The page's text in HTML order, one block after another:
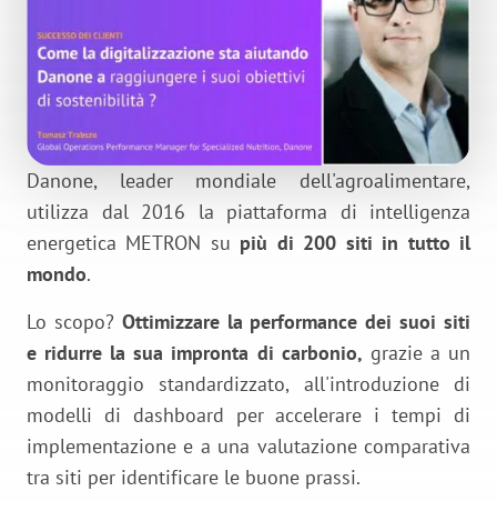
Danone, leader mondiale dell'agroalimentare,
utilizza dal 2016 la piattaforma di intelligenza
energetica METRON su più di 200 siti in tutto il
mondo.
Lo scopo? Ottimizzare la performance dei suoi siti
e ridurre la sua impronta di carbonio, grazie a un
monitoraggio standardizzato, all'introduzione di
modelli di dashboard per accelerare i tempi di
implementazione e a una valutazione comparativa
tra siti per identificare le buone prassi.